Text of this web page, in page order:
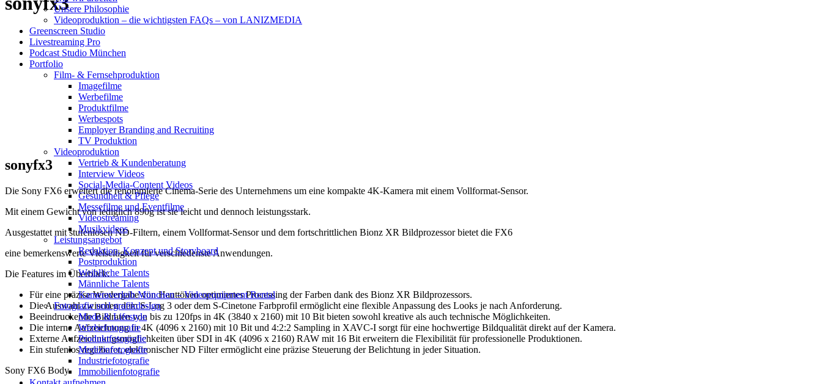
Unsere Philosophie
Videoproduktion – die wichtigsten FAQs – von LANIZMEDIA
Greenscreen Studio
Livestreaming Pro
Podcast Studio München
Portfolio
Film- & Fernsehproduktion
Imagefilme
Werbefilme
Produktfilme
Werbespots
Employer Branding and Recruiting
TV Produktion
Videoproduktion
Vertrieb & Kundenberatung
Interview Videos
Social-Media-Content Videos
Gesundheit & Pflege
Mes­se­filme und Eventfilme
Video­strea­ming
Musikvideos
Leis­tungs­an­ge­bot
Redak­ti­on, Kon­zept und Storyboard
Post­pro­duk­ti­on
Weiblliche Talents
Männliche Talents
Kameraverleih München – Videoequipment Rental
Fotografie und grafikdesign
Mode & Lifestyle
Werbefotografie
Produktfotografie
Medizinfotografie
Industriefotografie
Immobilienfotografie
sonyfx3
Die Sony FX6 erweitert die renommierte Cinema-Serie des Unternehmens um eine kompakte 4K-Kamera mit einem Vollformat-Sensor.
Mit einem Gewicht von lediglich 890g ist sie leicht und dennoch leistungsstark.
Ausgestattet mit stufenlosen ND-Filtern, einem Vollformat-Sensor und dem fortschrittlichen Bionz XR Bildprozessor bietet die FX6
eine bemerkenswerte Vielseitigkeit für verschiedenste Anwendungen.
Die Features im Überblick:
Für eine präzise Wiedergabe von Hauttönen optimiertes Processing der Farben dank des Bionz XR Bildprozessors.
Die Auswahl zwischen dem S-Log 3 oder dem S-Cinetone Farbprofil ermöglicht eine flexible Anpassung des Looks je nach Anforderung.
Beeindruckende Bildraten von bis zu 120fps in 4K (3840 x 2160) mit 10 Bit bieten sowohl kreative als auch technische Möglichkeiten.
Die interne Aufzeichnung in 4K (4096 x 2160) mit 10 Bit und 4:2:2 Sampling in XAVC-I sorgt für eine hochwertige Bildqualität direkt auf der Kamera.
Externe Aufzeichnungsmöglichkeiten über SDI in 4K (4096 x 2160) RAW mit 16 Bit erweitern die Flexibilität für professionelle Produktionen.
Ein stufenlos regelbarer, elektronischer ND Filter ermöglicht eine präzise Steuerung der Belichtung in jeder Situation.
Sony FX6 Body